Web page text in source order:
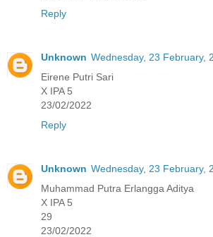
Reply
Unknown Wednesday, 23 February,
Eirene Putri Sari
X IPA 5
23/02/2022
Reply
Unknown Wednesday, 23 February,
Muhammad Putra Erlangga Aditya
X IPA 5
29
23/02/2022